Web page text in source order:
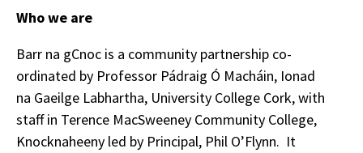
Who we are
Barr na gCnoc is a community partnership co-
ordinated by Professor Pádraig Ó Macháin, Ionad
na Gaeilge Labhartha, University College Cork, with
staff in Terence MacSweeney Community College,
Knocknaheeny led by Principal, Phil O’Flynn. It